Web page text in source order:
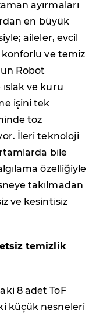
ayırmaları
en büyük
aileler, evcil
ve temiz
Robot
ve kuru
işini tek
toz
İleri teknoloji
bile
özelliğiyle
takılmadan
ve kesintisiz
temizlik
8 adet ToF
küçük nesneleri